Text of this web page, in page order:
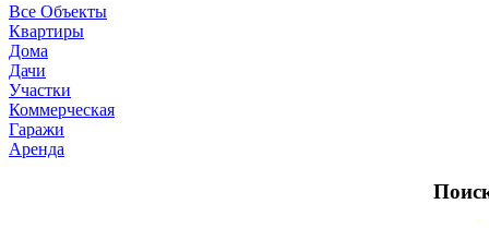
Все Объекты
Квартиры
Дома
Дачи
Участки
Коммерческая
Гаражи
Аренда